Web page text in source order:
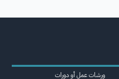
ورشات عمل أو دورات